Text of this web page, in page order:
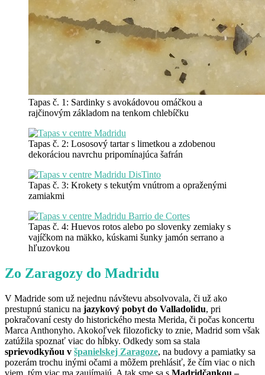
Tapas č. 1: Sardinky s avokádovou omáčkou a
rajčinovým základom na tenkom chlebíčku
Tapas č. 2: Lososový tartar s limetkou a zdobenou
dekoráciou navrchu pripomínajúca šafrán
Tapas č. 3: Krokety s tekutým vnútrom a opraženými
zamiakmi
Tapas č. 4: Huevos rotos alebo po slovenky zemiaky s
vajíčkom na mäkko, kúskami šunky jamón serrano a
hľuzovkou
Zo Zaragozy do Madridu
V Madride som už nejednu návštevu absolvovala, či už ako
prestupnú stanicu na jazykový pobyt do Valladolidu, pri
pokračovaní cesty do historického mesta Merida, či počas koncertu
Marca Anthonyho. Akokoľvek filozoficky to znie, Madrid som však
zatúžila spoznať viac do hĺbky. Odkedy som sa stala
sprievodkyňou v španielskej Zaragoze, na budovy a pamiatky sa
pozerám trochu inými očami a môžem prehlásiť, že čím viac o nich
viem, tým viac ma zaujímajú. A tak sme sa s Madridčankou –